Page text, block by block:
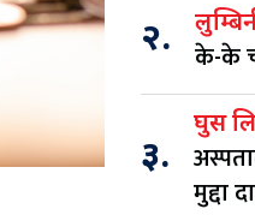
२.
के-के
३.
घुस
मुद्दा